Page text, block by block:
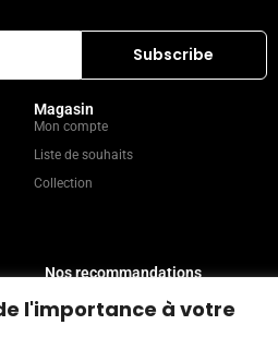
l'importance à votre
Magasin
Mon compte
Liste de souhaits
Collection
Nos recommandations
Contact